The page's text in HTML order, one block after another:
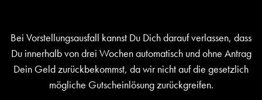
Bei Vorstellungsausfall kannst Du Dich darauf verlassen, dass
Du innerhalb von drei Wochen automatisch und ohne Antrag
Dein Geld zurückbekommst, da wir nicht auf die gesetzlich
mögliche Gutscheinlösung zurückgreifen.